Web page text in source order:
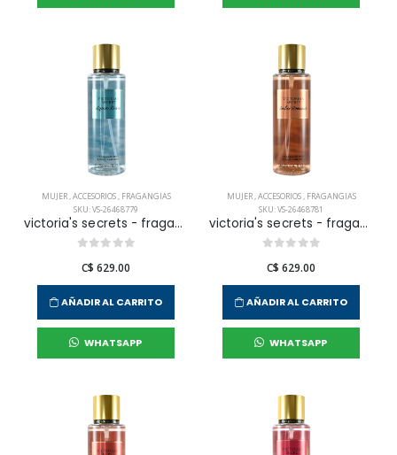
MUJER,ACCESORIOS, FRAGANGIAS
SKU: VS-26468779
victoria's secrets - fragancia corporal aqua kiss para mujer
C$ 629.00
AÑADIR AL CARRITO
WHATSAPP
MUJER,ACCESORIOS, FRAGANGIAS
SKU: VS-26468781
victoria's secrets - fragancia corporal amber romance para mujer
C$ 629.00
AÑADIR AL CARRITO
WHATSAPP